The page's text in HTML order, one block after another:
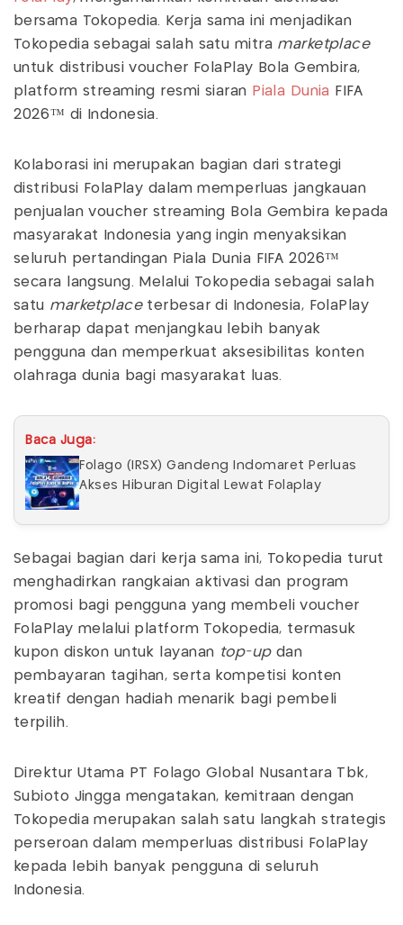
bersama Tokopedia. Kerja sama ini menjadikan
Tokopedia sebagai salah satu mitra marketplace
untuk distribusi voucher FolaPlay Bola Gembira,
platform streaming resmi siaran Piala Dunia
FIFA
2026™ di Indonesia.
Kolaborasi ini merupakan bagian dari strategi
distribusi FolaPlay dalam memperluas jangkauan
penjualan voucher streaming Bola Gembira kepada
masyarakat Indonesia yang ingin menyaksikan
seluruh pertandingan Piala Dunia FIFA 2026™
secara langsung. Melalui Tokopedia sebagai salah
satu marketplace terbesar di Indonesia, FolaPlay
berharap dapat menjangkau lebih banyak
pengguna dan memperkuat aksesibilitas konten
olahraga dunia bagi masyarakat luas.
Baca Juga:
Folago (IRSX) Gandeng Indomaret Perluas
Akses Hiburan Digital Lewat Folaplay
Sebagai bagian dari kerja sama ini, Tokopedia turut
menghadirkan rangkaian aktivasi dan program
promosi bagi pengguna yang membeli voucher
FolaPlay melalui platform Tokopedia, termasuk
kupon diskon untuk layanan top-updan
pembayaran tagihan, serta kompetisi konten
kreatif dengan hadiah menarik bagi pembeli
terpilih.
Direktur Utama PT Folago Global Nusantara Tbk,
Subioto Jingga mengatakan, kemitraan dengan
Tokopedia merupakan salah satu langkah strategis
perseroan dalam memperluas distribusi FolaPlay
kepada lebih banyak pengguna di seluruh
Indonesia.